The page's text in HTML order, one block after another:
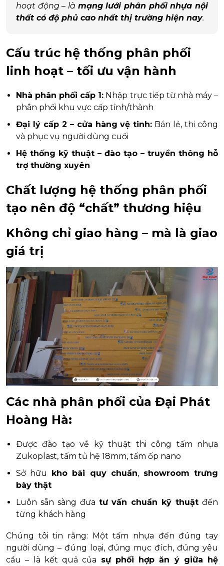
hoạt động – là mạng lưới phân phối nhựa nội
thất có độ phủ cao nhất thị trường hiện nay.
Cấu trúc hệ thống phân phối
linh hoạt – tối ưu vận hành
Nhà phân phối cấp 1: Nhập trực tiếp từ nhà máy –
phân phối khu vực cấp tỉnh/thành
Đại lý cấp 2 – cửa hàng vệ tinh: Bán lẻ, thi công
và phục vụ người dùng cuối
Hệ thống kỹ thuật – đào tạo – truyền thông hỗ
trợ thường xuyên
Chất lượng hệ thống phân phối
tạo nên độ “chất” thương hiệu
Không chỉ giao hàng – mà là giao
giá trị
Các nhà phân phối của Đại Phát
Hoàng Hà:
Được đào tạo về kỹ thuật thi công tấm nhựa
Zukoplast, tấm tủ hệ 18mm, tấm ốp nano
Sở hữu kho bãi quy chuẩn, showroom trưng
bày thật
Luôn sẵn sàng đưa tư vấn chuẩn kỹ thuật đến
từng khách hàng
Chúng tôi tin rằng: Một tấm nhựa đến đúng tay
người dùng – đúng loại, đúng mục đích, đúng yêu
cầu – là kết quả của sự phối hợp ăn ý giữa hệ